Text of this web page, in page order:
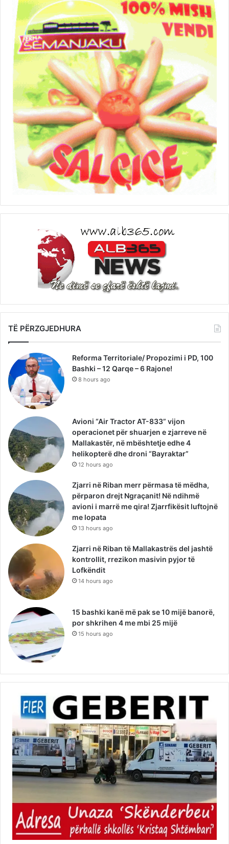
TË PËRZGJEDHURA
Reforma Territoriale/ Propozimi i PD, 100
Bashki – 12 Qarqe – 6 Rajone!
8 hours ago
Avioni “Air Tractor AT-833” vijon
operacionet për shuarjen e zjarreve në
Mallakastër, në mbështetje edhe 4
helikopterë dhe droni “Bayraktar”
12 hours ago
Zjarri në Riban merr përmasa të mëdha,
përparon drejt Ngraçanit! Në ndihmë
avioni i marrë me qira! Zjarrfikësit luftojnë
me lopata
13 hours ago
Zjarri në Riban të Mallakastrës del jashtë
kontrollit, rrezikon masivin pyjor të
Lofkëndit
14 hours ago
15 bashki kanë më pak se 10 mijë banorë,
por shkrihen 4 me mbi 25 mijë
15 hours ago